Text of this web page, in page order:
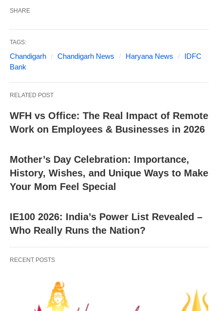
SHARE
TAGS:
Chandigarh Chandigarh News Haryana News
IDFC
Bank
RELATED POST
WFH vs Office: The Real Impact of Remote
Work on Employees & Businesses in 2026
Mother’s Day Celebration: Importance,
History, Wishes, and Unique Ways to Make
Your Mom Feel Special
IE100 2026: India’s Power List Revealed –
Who Really Runs the Nation?
RECENT POSTS